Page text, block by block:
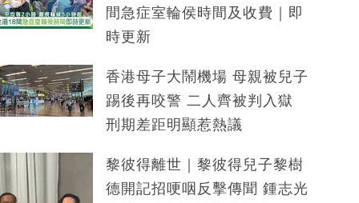
間急症室輪侯時間及收費｜即
時更新
香港母子大鬧機場 母親被兒子
踢後再咬警 二人齊被判入獄
刑期差距明顯惹熱議
黎彼得離世｜黎彼得兒子黎樹
德開記招哽咽反擊傳聞 鍾志光